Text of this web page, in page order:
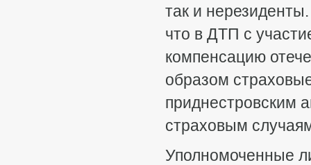
так и
что в ДТП с
компенсацию
образом
приднестровским
страховым
Уполномоченные